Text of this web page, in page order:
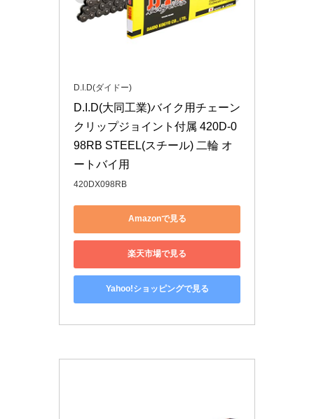
D.I.D(ダイドー)
D.I.D(大同工業)バイク用チェーン
クリップジョイント付属 420D-0
98RB STEEL(スチール) 二輪 オ
ートバイ用
420DX098RB
Amazonで見る
楽天市場で見る
Yahoo!ショッピングで見る